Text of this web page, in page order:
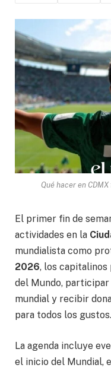
Qué hacer en
El primer fin de
actividades en la
mundialista como
2026, los capitalinos
del Mundo,
mundial y recibir
para todos los gustos.
La agenda incluye
el inicio del Mundial,